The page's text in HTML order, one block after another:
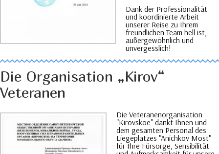
Dank der Professionalität
und koordinierte Arbeit
unserer Reise zu Ihrem
freundlichen Team hell ist,
außergewöhnlich und
unvergesslich!
Die Organisation „Kirov“
Veteranen
Die Veteranenorganisation
"Kirovskoe" dankt Ihnen und
dem gesamten Personal des
Liegeplatzes "Anichkov Most"
für Ihre Fürsorge, Sensibilität